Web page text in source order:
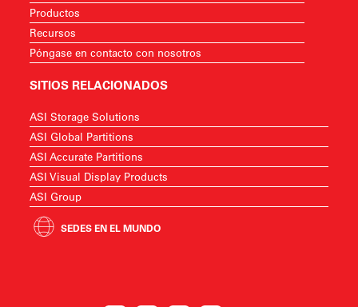
Productos
Recursos
Póngase en contacto con nosotros
SITIOS RELACIONADOS
ASI Storage Solutions
ASI Global Partitions
ASI Accurate Partitions
ASI Visual Display Products
ASI Group
SEDES EN EL MUNDO